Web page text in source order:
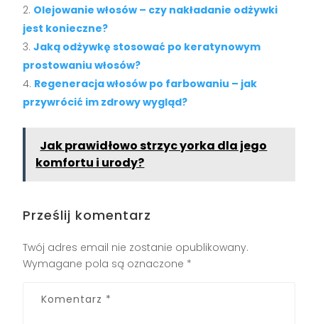
Olejowanie włosów – czy nakładanie odżywki
jest konieczne?
Jaką odżywkę stosować po keratynowym
prostowaniu włosów?
Regeneracja włosów po farbowaniu – jak
przywrócić im zdrowy wygląd?
Jak prawidłowo strzyc yorka dla jego
komfortu i urody?
Prześlij komentarz
Twój adres email nie zostanie opublikowany.
Wymagane pola są oznaczone *